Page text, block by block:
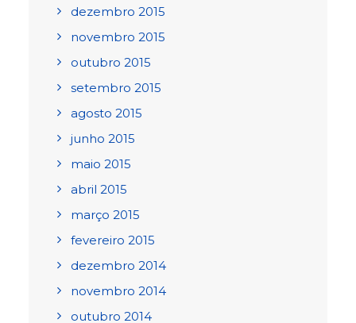
dezembro 2015
novembro 2015
outubro 2015
setembro 2015
agosto 2015
junho 2015
maio 2015
abril 2015
março 2015
fevereiro 2015
dezembro 2014
novembro 2014
outubro 2014